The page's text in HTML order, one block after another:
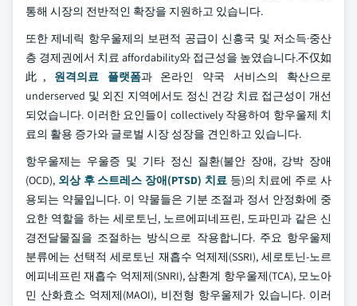
통해 시장의 전반적인 확장을 지원하고 있습니다.
또한 제네릭 항우울제의 보편적 공급이 신흥국 및 저소득·중산
층 경제권에서 치료 affordability와 접근성을 높였습니다.不仅如
此, 원격의료 플랫폼과 온라인 약국 서비스의 확산으로
underserved 및 외진 지역에서도 정신 건강 치료 접근성이 개선
되었습니다. 이러한 요인들이 collectively 작용하여 항우울제 치
료의 활용 증가와 글로벌 시장 성장을 견인하고 있습니다.
항우울제는 우울증 및 기타 정신 질환(불안 장애, 강박 장애
(OCD), 외상 후 스트레스 장애(PTSD) 치료등)의 치료에 주로 사
용되는 약물입니다. 이 약물들은 기분 조절과 정서 안정화에 중
요한 역할을 하는 세로토닌, 노르에피네프린, 도파민과 같은 신
경전달물질을 조절하는 방식으로 작용합니다. 주요 항우울제
분류에는 선택적 세로토닌 재흡수 억제제(SSRI), 세로토닌-노르
에피네프린 재흡수 억제제(SNRI), 삼환계 항우울제(TCA), 모노아
민 산화효소 억제제(MAOI), 비전형 항우울제가 있습니다. 이러